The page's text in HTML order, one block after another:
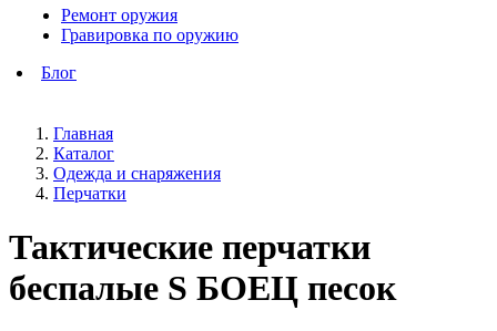
Ремонт оружия
Гравировка по оружию
Блог
Главная
Каталог
Одежда и снаряжения
Перчатки
Тактические перчатки
беспалые S БОЕЦ песок